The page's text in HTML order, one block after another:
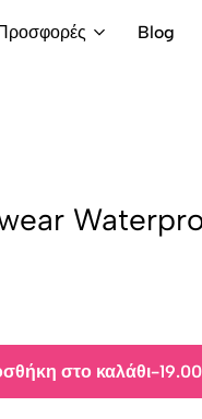
Blog
στο καλάθι-19.00